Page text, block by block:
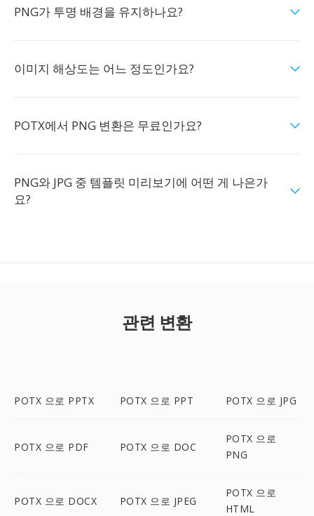
PNG가 투명 배경을 유지하나요?
이미지 해상도는 어느 정도인가요?
POTX에서 PNG 변환은 무료인가요?
PNG와 JPG 중 템플릿 미리보기에 어떤 게 나은가
요?
관련 변환
POTX 으로 PPTX POTX 으로 PPT POTX 으로 JPG
POTX 으로 PDF POTX 으로 DOC
POTX 으로
PNG
POTX 으로 DOCX POTX 으로 JPEG
POTX 으로
HTML